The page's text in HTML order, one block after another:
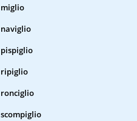
miglio
naviglio
pispiglio
ripiglio
ronciglio
scompiglio